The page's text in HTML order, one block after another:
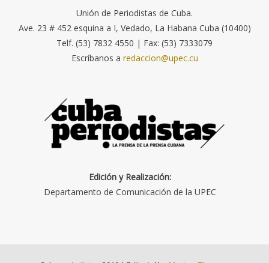
Unión de Periodistas de Cuba.
Ave. 23 # 452 esquina a I, Vedado, La Habana Cuba (10400)
Telf. (53) 7832 4550 | Fax: (53) 7333079
Escríbanos a redaccion@upec.cu
Edición y Realización:
Departamento de Comunicación de la UPEC